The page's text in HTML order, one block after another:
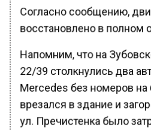
Согласно сообщению,
восстановлено в полном
Напомним, что на
22/39 столкнулись два
Mercedes без номеров на
врезался в здание и
ул. Пречистенка было